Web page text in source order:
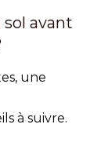
avant
une
à suivre.